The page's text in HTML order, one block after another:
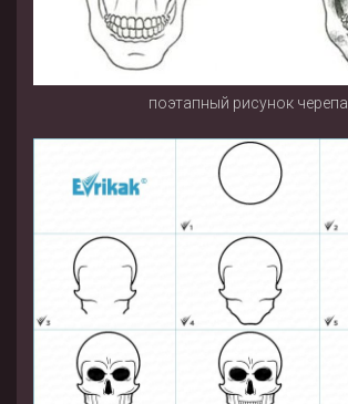
поэтапный рисунок черепа